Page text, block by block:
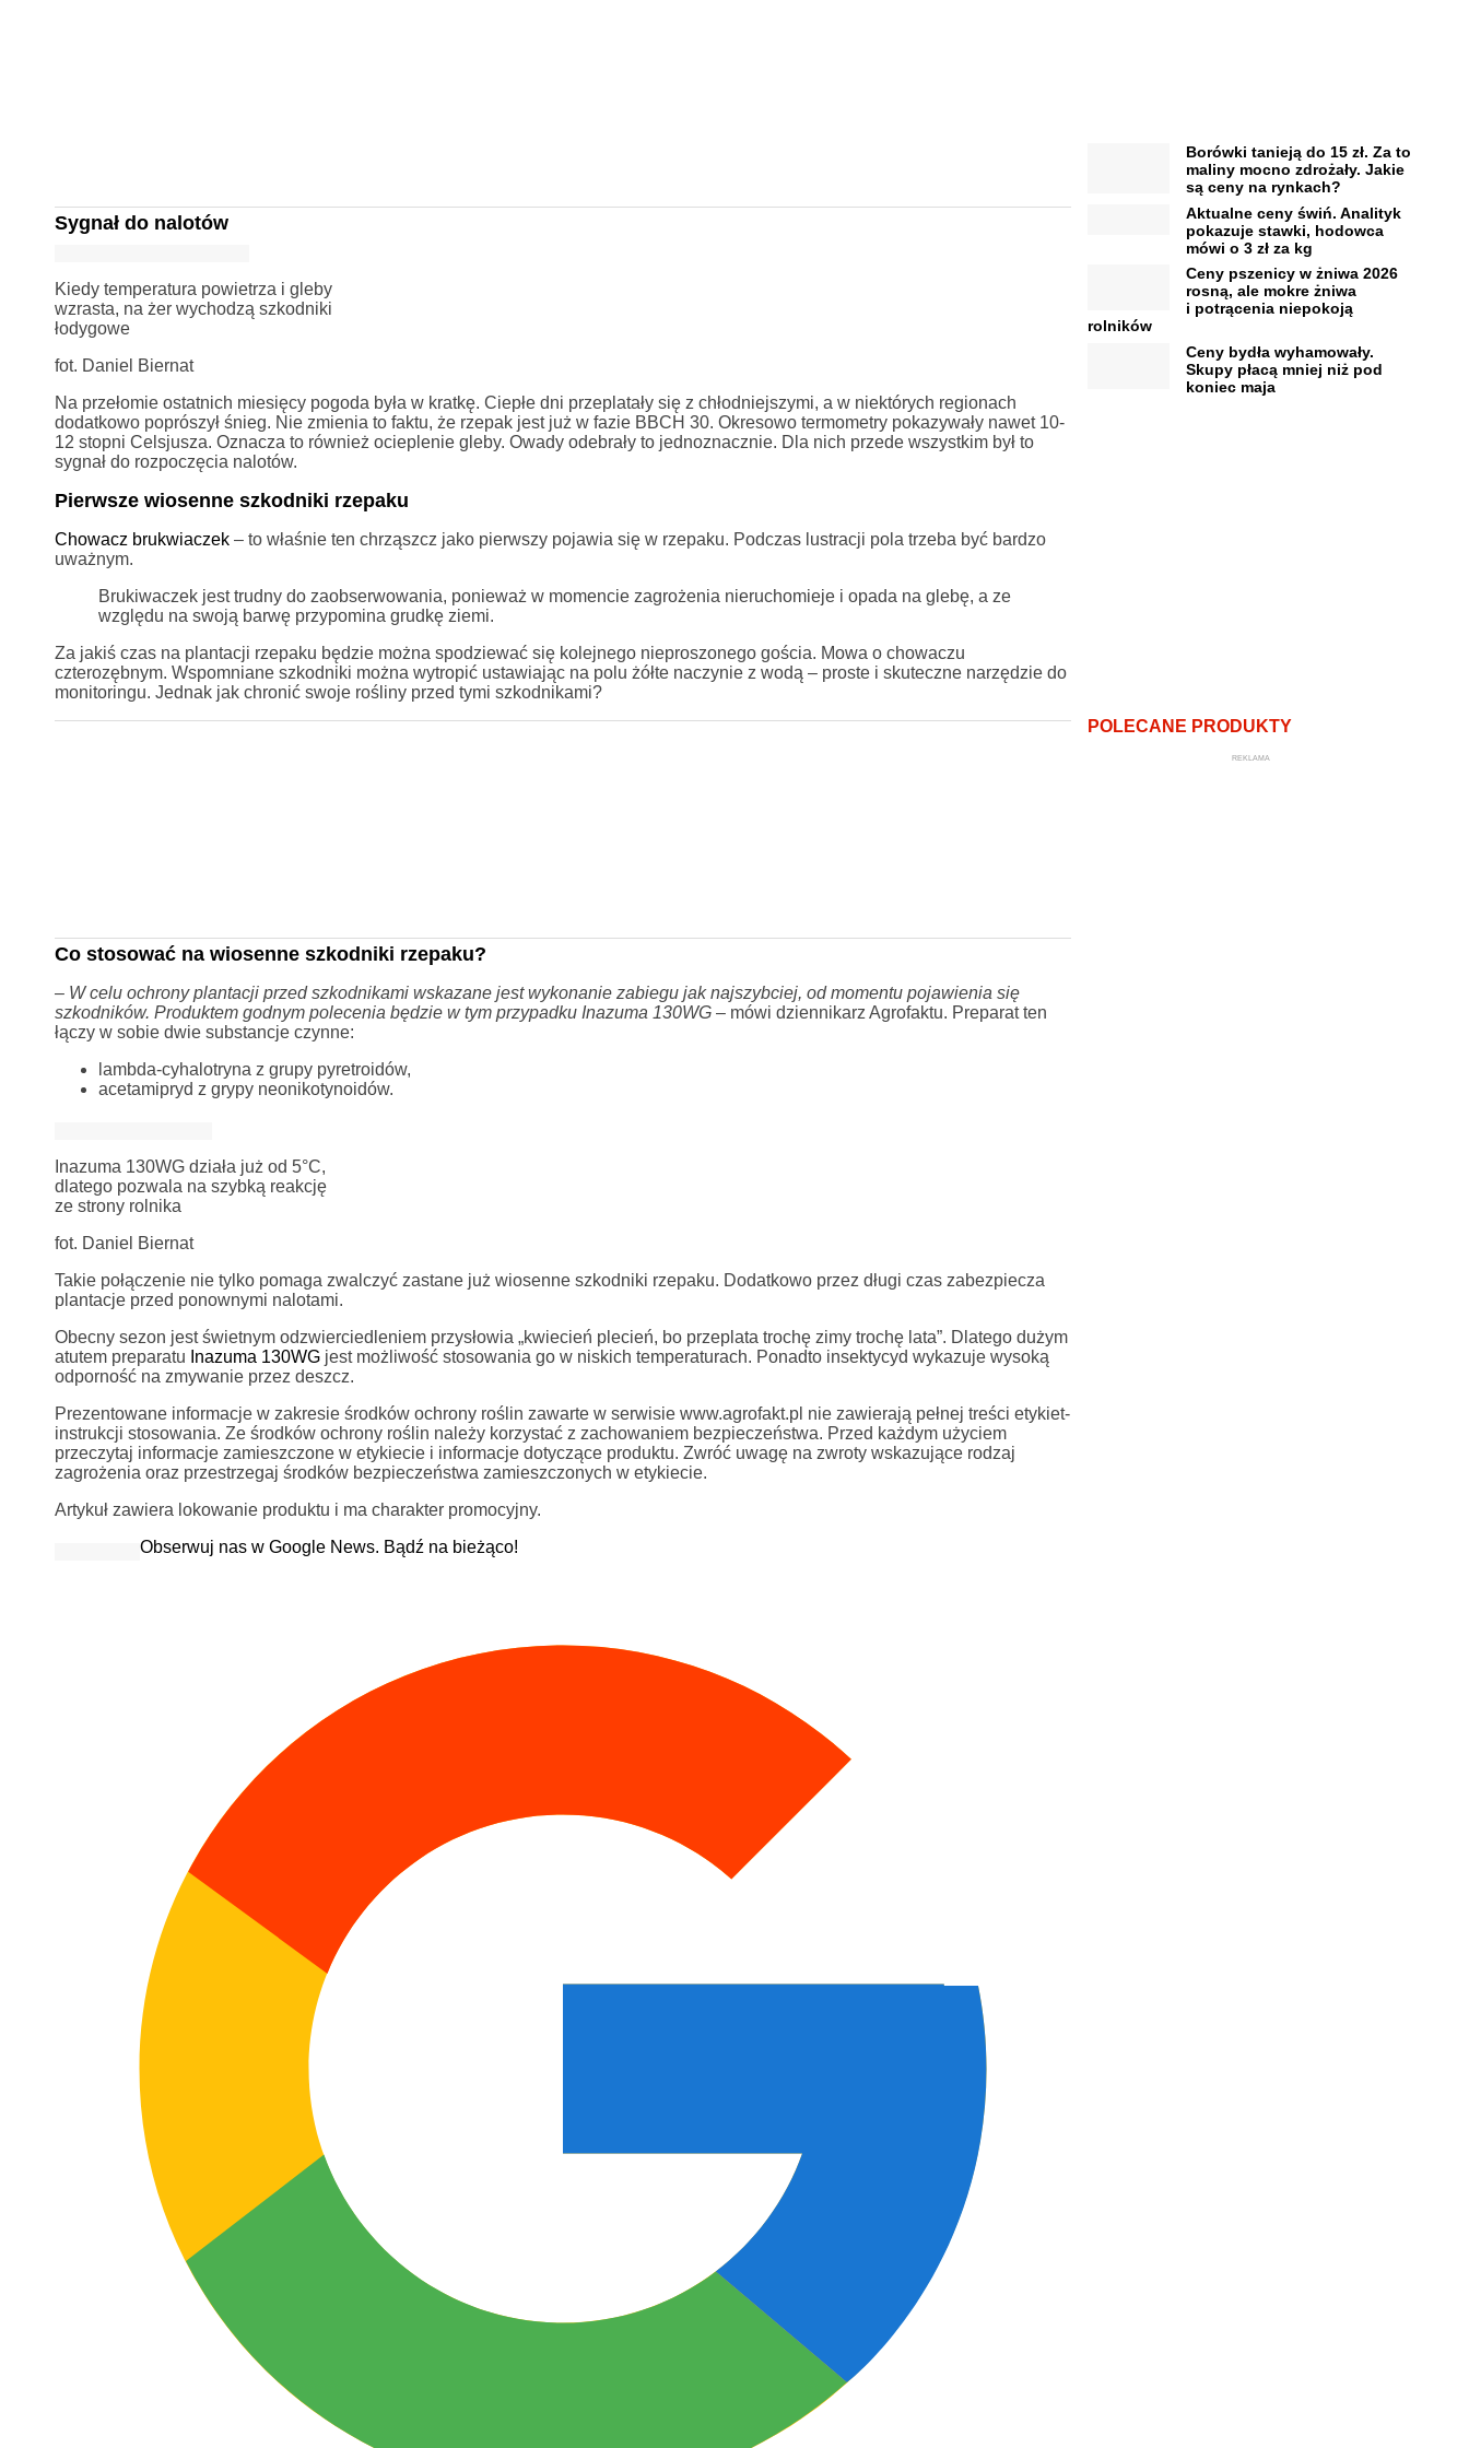
Sygnał do nalotów
Kiedy temperatura powietrza i gleby
wzrasta, na żer wychodzą szkodniki
łodygowe
fot. Daniel Biernat
Na przełomie ostatnich miesięcy pogoda była w kratkę. Ciepłe dni przeplatały się z chłodniejszymi, a w niektórych regionach
dodatkowo poprószył śnieg. Nie zmienia to faktu, że rzepak jest już w fazie BBCH 30. Okresowo termometry pokazywały nawet 10-
12 stopni Celsjusza. Oznacza to również ocieplenie gleby. Owady odebrały to jednoznacznie. Dla nich przede wszystkim był to
sygnał do rozpoczęcia nalotów.
Pierwsze wiosenne szkodniki rzepaku
Chowacz brukwiaczek– to właśnie ten chrząszcz jako pierwszy pojawia się w rzepaku. Podczas lustracji pola trzeba być bardzo
uważnym.
Brukiwaczek jest trudny do zaobserwowania, ponieważ w momencie zagrożenia nieruchomieje i opada na glebę, a ze
względu na swoją barwę przypomina grudkę ziemi.
Za jakiś czas na plantacji rzepaku będzie można spodziewać się kolejnego nieproszonego gościa. Mowa o chowaczu
czterozębnym. Wspomniane szkodniki można wytropić ustawiając na polu żółte naczynie z wodą – proste i skuteczne narzędzie do
monitoringu. Jednak jak chronić swoje rośliny przed tymi szkodnikami?
Co stosować na wiosenne szkodniki rzepaku?
– W celu ochrony plantacji przed szkodnikami wskazane jest wykonanie zabiegu jak najszybciej, od momentu pojawienia się
szkodników. Produktem godnym polecenia będzie w tym przypadku Inazuma 130WG– mówi dziennikarz Agrofaktu. Preparat ten
łączy w sobie dwie substancje czynne:
lambda-cyhalotryna z grupy pyretroidów,
acetamipryd z grypy neonikotynoidów.
Inazuma 130WG działa już od 5°C,
dlatego pozwala na szybką reakcję
ze strony rolnika
fot. Daniel Biernat
Takie połączenie nie tylko pomaga zwalczyć zastane już wiosenne szkodniki rzepaku. Dodatkowo przez długi czas zabezpiecza
plantacje przed ponownymi nalotami.
Obecny sezon jest świetnym odzwierciedleniem przysłowia „kwiecień plecień, bo przeplata trochę zimy trochę lata”. Dlatego dużym
atutem preparatu Inazuma 130WGjest możliwość stosowania go w niskich temperaturach. Ponadto insektycyd wykazuje wysoką
odporność na zmywanie przez deszcz.
Prezentowane informacje w zakresie środków ochrony roślin zawarte w serwisie www.agrofakt.pl nie zawierają pełnej treści etykiet-
instrukcji stosowania. Ze środków ochrony roślin należy korzystać z zachowaniem bezpieczeństwa. Przed każdym użyciem
przeczytaj informacje zamieszczone w etykiecie i informacje dotyczące produktu. Zwróć uwagę na zwroty wskazujące rodzaj
zagrożenia oraz przestrzegaj środków bezpieczeństwa zamieszczonych w etykiecie.
Artykuł zawiera lokowanie produktu i ma charakter promocyjny.
Obserwuj nas w Google News. Bądź na bieżąco!
Borówki tanieją do 15 zł. Za to
maliny mocno zdrożały. Jakie
są ceny na rynkach?
Aktualne ceny świń. Analityk
pokazuje stawki, hodowca
mówi o 3 zł za kg
Ceny pszenicy w żniwa 2026
rosną, ale mokre żniwa
i potrącenia niepokoją
rolników
Ceny bydła wyhamowały.
Skupy płacą mniej niż pod
koniec maja
POLECANE PRODUKTY
REKLAMA